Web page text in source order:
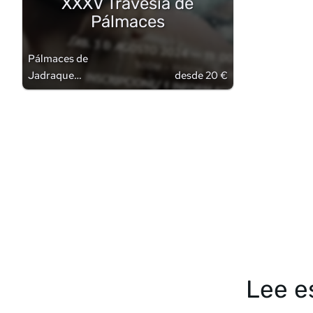
Pálmaces
Pálmaces de
Jadraque
(Guadalajara)
desde 20 €
Lee